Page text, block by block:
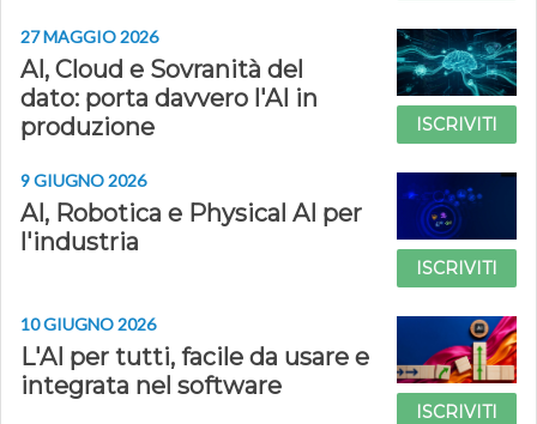
27 MAGGIO 2026
AI, Cloud e Sovranità del
dato: porta davvero l'AI in
produzione
ISCRIVITI
9 GIUGNO 2026
AI, Robotica e Physical AI per
l'industria
ISCRIVITI
10 GIUGNO 2026
L'AI per tutti, facile da usare e
integrata nel software
ISCRIVITI